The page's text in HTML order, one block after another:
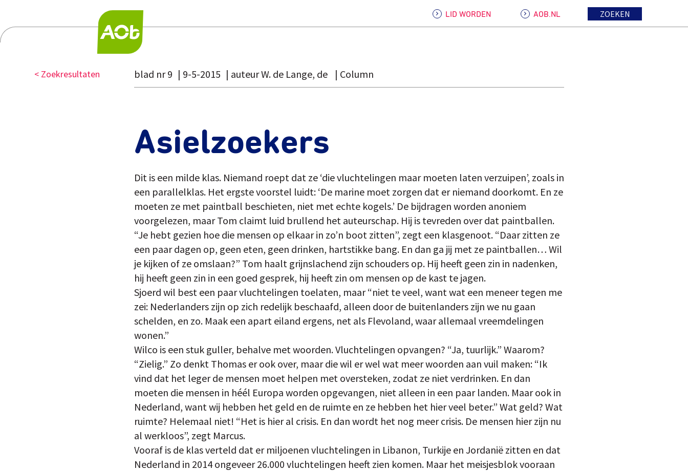
LID WORDEN AOB.NL ZOEKEN
< Zoekresultaten blad nr 9 9-5-2015 auteur W. de Lange, de Column
Asielzoekers
Dit is een milde klas. Niemand roept dat ze ‘die vluchtelingen maar moeten laten verzuipen’, zoals in
een parallelklas. Het ergste voorstel luidt: ‘De marine moet zorgen dat er niemand doorkomt. En ze
moeten ze met paintball beschieten, niet met echte kogels.’ De bijdragen worden anoniem
voorgelezen, maar Tom claimt luid brullend het auteurschap. Hij is tevreden over dat paintballen.
“Je hebt gezien hoe die mensen op elkaar in zo’n boot zitten”, zegt een klasgenoot. “Daar zitten ze
een paar dagen op, geen eten, geen drinken, hartstikke bang. En dan ga jij met ze paintballen… Wil
je kijken of ze omslaan?” Tom haalt grijnslachend zijn schouders op. Hij heeft geen zin in nadenken,
hij heeft geen zin in een goed gesprek, hij heeft zin om mensen op de kast te jagen.
Sjoerd wil best een paar vluchtelingen toelaten, maar “niet te veel, want wat een meneer tegen me
zei: Nederlanders zijn op zich redelijk beschaafd, alleen door de buitenlanders zijn we nu gaan
schelden, en zo. Maak een apart eiland ergens, net als Flevoland, waar allemaal vreemdelingen
wonen.”
Wilco is een stuk guller, behalve met woorden. Vluchtelingen opvangen? “Ja, tuurlijk.” Waarom?
“Zielig.” Zo denkt Thomas er ook over, maar die wil er wel wat meer woorden aan vuil maken: “Ik
vind dat het leger de mensen moet helpen met oversteken, zodat ze niet verdrinken. En dan
moeten die mensen in héél Europa worden opgevangen, niet alleen in een paar landen. Maar ook in
Nederland, want wij hebben het geld en de ruimte en ze hebben het hier veel beter.” Wat geld? Wat
ruimte? Helemaal niet! “Het is hier al crisis. En dan wordt het nog meer crisis. De mensen hier zijn nu
al werkloos”, zegt Marcus.
Vooraf is de klas verteld dat er miljoenen vluchtelingen in Libanon, Turkije en Jordanië zitten en dat
Nederland in 2014 ongeveer 26.000 vluchtelingen heeft zien komen. Maar het meisjesblok vooraan